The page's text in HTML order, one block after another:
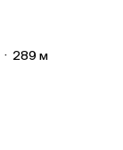
· 289 м